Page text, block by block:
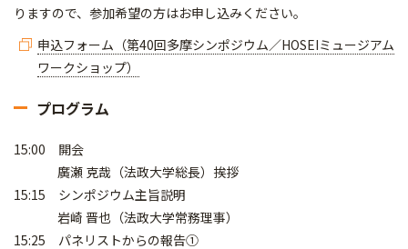
りますので、参加希望の方はお申し込みください。
申込フォーム（第40回多摩シンポジウム／HOSEIミュージアム
ワークショップ）
プログラム
15:00 開会
廣瀬 克哉（法政大学総長）挨拶
15:15 シンポジウム主旨説明
岩崎 晋也（法政大学常務理事）
15:25 パネリストからの報告①